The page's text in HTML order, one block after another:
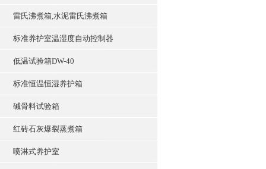
雷氏沸煮箱,水泥雷氏沸煮箱
标准养护室温湿度自动控制器
低温试验箱DW-40
标准恒温恒湿养护箱
碱骨料试验箱
红砖石灰爆裂蒸煮箱
喷淋式养护室